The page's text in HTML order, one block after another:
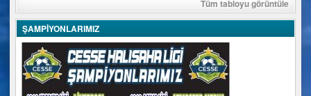
Tüm tabloyu görüntüle
ŞAMPİYONLARIMIZ